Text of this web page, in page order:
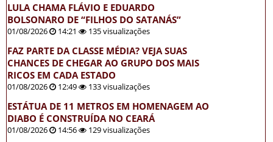
LULA CHAMA FLÁVIO E EDUARDO
BOLSONARO DE “FILHOS DO SATANÁS”
01/08/2026 14:21 135 visualizações
FAZ PARTE DA CLASSE MÉDIA? VEJA SUAS
CHANCES DE CHEGAR AO GRUPO DOS MAIS
RICOS EM CADA ESTADO
01/08/2026 12:49 133 visualizações
ESTÁTUA DE 11 METROS EM HOMENAGEM AO
DIABO É CONSTRUÍDA NO CEARÁ
01/08/2026 14:56 129 visualizações